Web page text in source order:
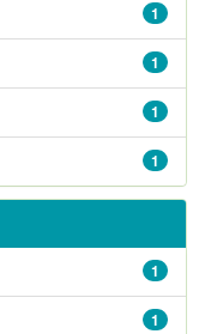
1
1
1
1
1
1